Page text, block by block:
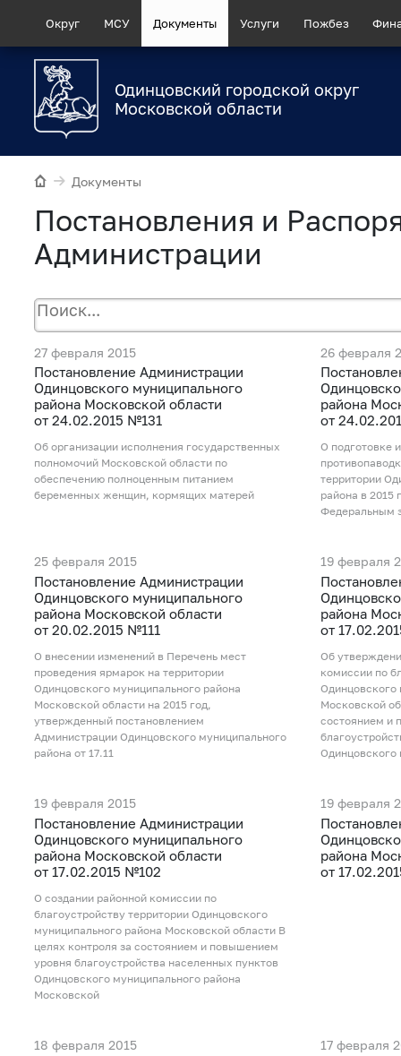
Округ МСУ Документы Услуги Пожбез
Одинцовский городской округ
Московской области
Документы
Постановления и
Администрации
27 февраля 2015
Постановление Администрации
Одинцовского муниципального
района Московской области
от 24.02.2015 №131
Об организации исполнения государственных
полномочий Московской области по
обеспечению полноценным питанием
беременных женщин, кормящих матерей
26 февраля
района
от
О подготовке
территории
района в 2015
Федеральным
25 февраля 2015
Постановление Администрации
Одинцовского муниципального
района Московской области
от 20.02.2015 №111
О внесении изменений в Перечень мест
проведения ярмарок на территории
Одинцовского муниципального района
Московской области на 2015 год,
утвержденный постановлением
Администрации Одинцовского муниципального
района от 17.11
19 февраля
района
от
Об
комиссии по
Одинцовского
Московской
состоянием и
Одинцовского
19 февраля 2015
Постановление Администрации
Одинцовского муниципального
района Московской области
от 17.02.2015 №102
О создании районной комиссии по
благоустройству территории Одинцовского
муниципального района Московской области В
целях контроля за состоянием и повышением
уровня благоустройства населенных пунктов
Одинцовского муниципального района
Московской
19 февраля
района
от
18 февраля 2015 17 февраля